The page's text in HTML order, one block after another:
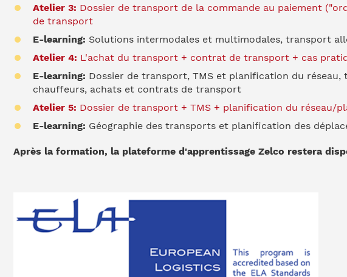
Atelier 3: Dossier de transport de la commande au paiement
de transport
E-learning: Solutions intermodales et multimodales, transport
Atelier 4: L'achat du transport + contrat de transport + cas
E-learning: Dossier de transport, TMS et planification du
chauffeurs, achats et contrats de transport
Atelier 5: Dossier de transport + TMS + planification du réseau/
E-learning: Géographie des transports et planification des
Après la formation, la plateforme d'apprentissage Zelco restera